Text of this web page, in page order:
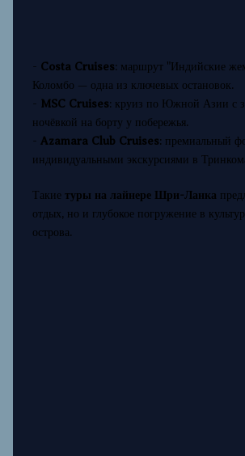
- Costa Cruises: маршрут "Индийские
Коломбо — одна из ключевых остановок.
- MSC Cruises: круиз по Южной Азии с
ночёвкой на борту у побережья.
- Azamara Club Cruises: премиальный
индивидуальными экскурсиями в
Такие туры на лайнере Шри-Ланка
отдых, но и глубокое погружение в
острова.